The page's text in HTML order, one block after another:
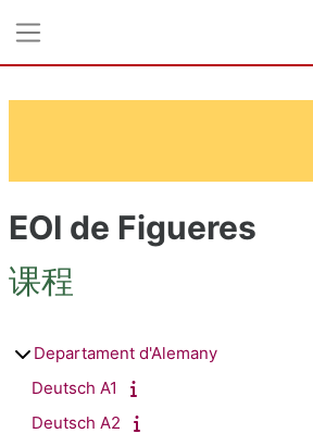
EOI de Figueres
课程
Departament d'Alemany
Deutsch A1
Deutsch A2